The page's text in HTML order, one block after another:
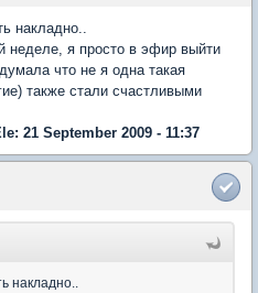
накладно..
неделе, я просто в эфир выйти
что не я одна такая
также стали счастливыми
21 September 2009 - 11:37
накладно..